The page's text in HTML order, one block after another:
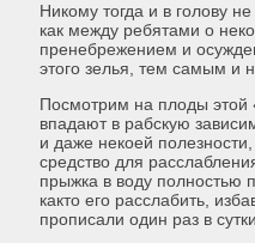
Никому тогда и в голову
как между ребятами о
пренебрежением и
этого зелья, тем самым и
Посмотрим на плоды этой
впадают в рабскую
и даже некоей
средство для
прыжка в воду полностью
как­то его расслабить,
прописали один раз в